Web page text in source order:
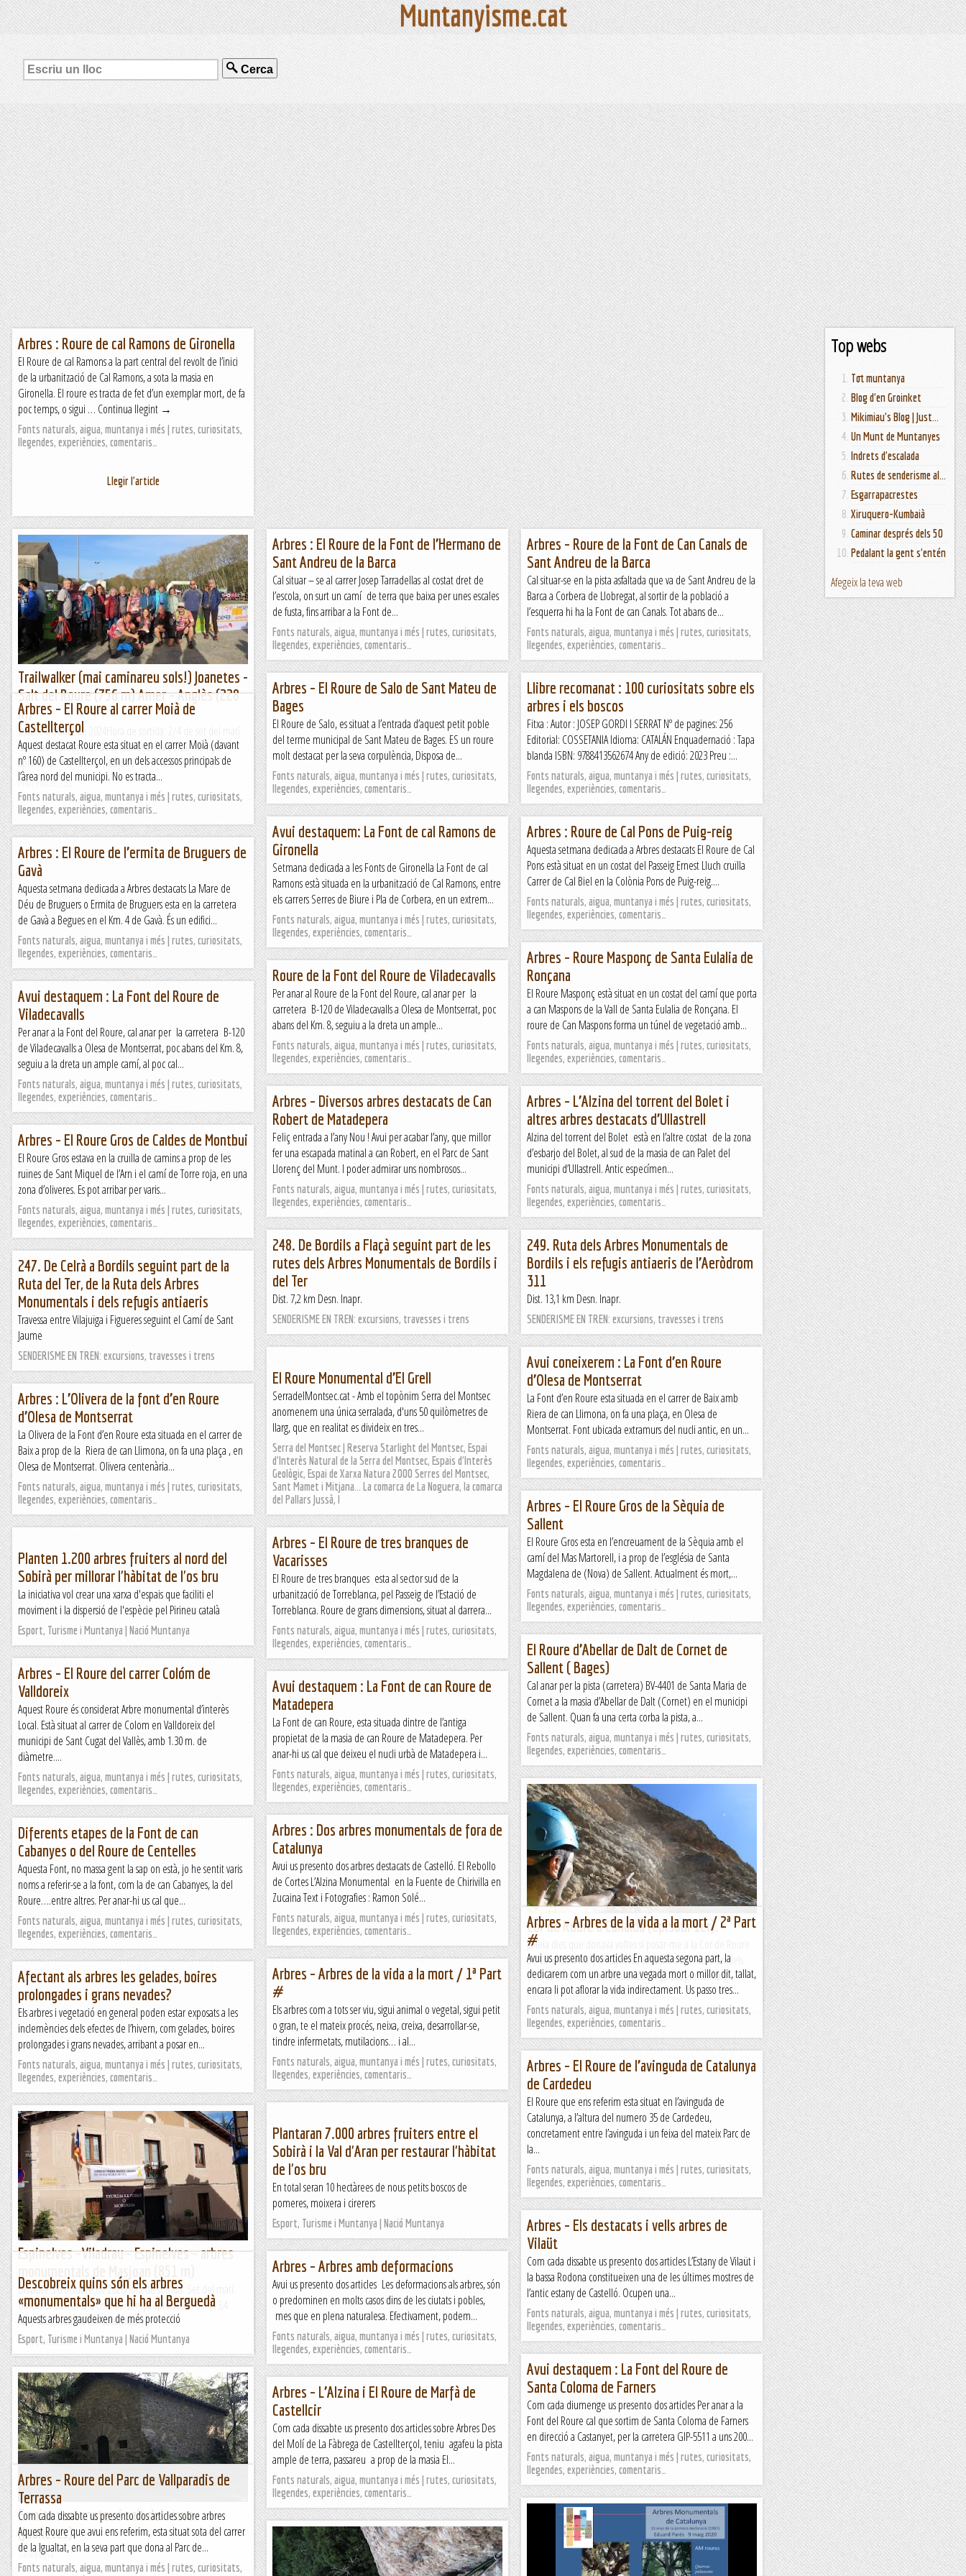
Muntanyisme.cat
Cerca
Top webs
Tot muntanya
Blog d'en Groinket
Mikimiau's Blog | Just...
Un Munt de Muntanyes
Indrets d'escalada
Rutes de senderisme al...
Esgarrapacrestes
Xiruquero-Kumbaià
Caminar després dels 50
Pedalant la gent s'entén
Afegeix la teva web
Arbres : Roure de cal Ramons de Gironella
El Roure de cal Ramons a la part central del revolt de l’inici
de la urbanització de Cal Ramons, a sota la masia en
Gironella. El roure es tracta de fet d’un exemplar mort, de fa
poc temps, o sigui … Continua llegint →
Fonts naturals, aigua, muntanya i més | rutes, curiositats,
llegendes, experiències, comentaris…
Llegir l'article
Trailwalker (mai caminareu sols!) Joanetes -
Salt del Roure (756 m) Amer – Anglès (228
m)
issabte 6 d’abril de 2024Hora de sortida: 2/4 de set del matí.
Ubicació: Comarques de la Garrotxa i la Selva. Temps
aproximat: 1 h 10 min (3,3 km) – 1 h 40...
Maifemcim.cat
Arbres : El Roure de la Font de l’Hermano de
Sant Andreu de la Barca
Cal situar – se al carrer Josep Tarradellas al costat dret de
l’escola, on surt un camí de terra que baixa per unes escales
de fusta, fins arribar a la Font de...
Fonts naturals, aigua, muntanya i més | rutes, curiositats,
llegendes, experiències, comentaris…
Arbres – Roure de la Font de Can Canals de
Sant Andreu de la Barca
Cal situar-se en la pista asfaltada que va de Sant Andreu de la
Barca a Corbera de Llobregat, al sortir de la població a
l’esquerra hi ha la Font de can Canals. Tot abans de...
Fonts naturals, aigua, muntanya i més | rutes, curiositats,
llegendes, experiències, comentaris…
Arbres – El Roure de Salo de Sant Mateu de
Bages
El Roure de Salo, es situat a l’entrada d’aquest petit poble
del terme municipal de Sant Mateu de Bages. ES un roure
molt destacat per la seva corpulència, Disposa de...
Fonts naturals, aigua, muntanya i més | rutes, curiositats,
llegendes, experiències, comentaris…
Llibre recomanat : 100 curiositats sobre els
arbres i els boscos
Fitxa : Autor : JOSEP GORDI I SERRAT Nº de pagines: 256
Editorial: COSSETANIA Idioma: CATALÁN Enquadernació : Tapa
blanda ISBN: 9788413562674 Any de edició: 2023 Preu :...
Fonts naturals, aigua, muntanya i més | rutes, curiositats,
llegendes, experiències, comentaris…
Arbres – El Roure al carrer Moià de
Castellterçol
Aquest destacat Roure esta situat en el carrer Moià (davant
nº 160) de Castellterçol, en un dels accessos principals de
l’àrea nord del municipi. No es tracta...
Fonts naturals, aigua, muntanya i més | rutes, curiositats,
llegendes, experiències, comentaris…
Avui destaquem: La Font de cal Ramons de
Gironella
Setmana dedicada a les Fonts de Gironella La Font de cal
Ramons està situada en la urbanització de Cal Ramons, entre
els carrers Serres de Biure i Pla de Corbera, en un extrem...
Fonts naturals, aigua, muntanya i més | rutes, curiositats,
llegendes, experiències, comentaris…
Arbres : Roure de Cal Pons de Puig-reig
Aquesta setmana dedicada a Arbres destacats El Roure de Cal
Pons està situat en un costat del Passeig Ernest Lluch cruïlla
Carrer de Cal Biel en la Colònia Pons de Puig-reig....
Fonts naturals, aigua, muntanya i més | rutes, curiositats,
llegendes, experiències, comentaris…
Arbres : El Roure de l’ermita de Bruguers de
Gavà
Aquesta setmana dedicada a Arbres destacats La Mare de
Déu de Bruguers o Ermita de Bruguers esta en la carretera
de Gavà a Begues en el Km. 4 de Gavà. És un edifici...
Fonts naturals, aigua, muntanya i més | rutes, curiositats,
llegendes, experiències, comentaris…
Arbres – Roure Masponç de Santa Eulalia de
Ronçana
El Roure Masponç està situat en un costat del camí que porta
a can Maspons de la Vall de Santa Eulalia de Ronçana. El
roure de Can Maspons forma un túnel de vegetació amb...
Fonts naturals, aigua, muntanya i més | rutes, curiositats,
llegendes, experiències, comentaris…
Roure de la Font del Roure de Viladecavalls
Per anar al Roure de la Font del Roure, cal anar per la
carretera B-120 de Viladecavalls a Olesa de Montserrat, poc
abans del Km. 8, seguiu a la dreta un ample...
Fonts naturals, aigua, muntanya i més | rutes, curiositats,
llegendes, experiències, comentaris…
Avui destaquem : La Font del Roure de
Viladecavalls
Per anar a la Font del Roure, cal anar per la carretera B-120
de Viladecavalls a Olesa de Montserrat, poc abans del Km. 8,
seguiu a la dreta un ample camí, al poc cal...
Fonts naturals, aigua, muntanya i més | rutes, curiositats,
llegendes, experiències, comentaris…
Arbres – Diversos arbres destacats de Can
Robert de Matadepera
Feliç entrada a l’any Nou ! Avui per acabar l’any, que millor
fer una escapada matinal a can Robert, en el Parc de Sant
Llorenç del Munt. I poder admirar uns nombrosos...
Fonts naturals, aigua, muntanya i més | rutes, curiositats,
llegendes, experiències, comentaris…
Arbres – L’Alzina del torrent del Bolet i
altres arbres destacats d’Ullastrell
Alzina del torrent del Bolet està en l’altre costat de la zona
d’esbarjo del Bolet, al sud de la masia de can Palet del
municipi d’Ullastrell. Antic especímen...
Fonts naturals, aigua, muntanya i més | rutes, curiositats,
llegendes, experiències, comentaris…
Arbres – El Roure Gros de Caldes de Montbui
El Roure Gros estava en la cruïlla de camins a prop de les
ruïnes de Sant Miquel de l’Arn i el camí de Torre roja, en una
zona d’oliveres. Es pot arribar per varis...
Fonts naturals, aigua, muntanya i més | rutes, curiositats,
llegendes, experiències, comentaris…
248. De Bordils a Flaçà seguint part de les
rutes dels Arbres Monumentals de Bordils i
del Ter
Dist. 7,2 km Desn. Inapr.
SENDERISME EN TREN: excursions, travesses i trens
249. Ruta dels Arbres Monumentals de
Bordils i els refugis antiaeris de l’Aeròdrom
311
Dist. 13,1 km Desn. Inapr.
SENDERISME EN TREN: excursions, travesses i trens
247. De Celrà a Bordils seguint part de la
Ruta del Ter, de la Ruta dels Arbres
Monumentals i dels refugis antiaeris
Travessa entre Vilajuïga i Figueres seguint el Camí de Sant
Jaume
SENDERISME EN TREN: excursions, travesses i trens
El Roure Monumental d’El Grell
SerradelMontsec.cat - Amb el topònim Serra del Montsec
anomenem una única serralada, d'uns 50 quilòmetres de
llarg, que en realitat es divideix en tres...
Serra del Montsec | Reserva Starlight del Montsec, Espai
d'Interès Natural de la Serra del Montsec, Espais d'Interès
Geològic, Espai de Xarxa Natura 2000 Serres del Montsec,
Sant Mamet i Mitjana... La comarca de La Noguera, la comarca
del Pallars Jussà, l
Avui coneixerem : La Font d’en Roure
d’Olesa de Montserrat
La Font d’en Roure esta situada en el carrer de Baix amb
Riera de can Llimona, on fa una plaça, en Olesa de
Montserrat. Font ubicada extramurs del nucli antic, en un...
Fonts naturals, aigua, muntanya i més | rutes, curiositats,
llegendes, experiències, comentaris…
Arbres : L’Olivera de la font d’en Roure
d’Olesa de Montserrat
La Olivera de la Font d’en Roure esta situada en el carrer de
Baix a prop de la Riera de can Llimona, on fa una plaça , en
Olesa de Montserrat. Olivera centenària...
Fonts naturals, aigua, muntanya i més | rutes, curiositats,
llegendes, experiències, comentaris…
Arbres – El Roure Gros de la Sèquia de
Sallent
El Roure Gros esta en l’encreuament de la Sèquia amb el
camí del Mas Martorell, i a prop de l’església de Santa
Magdalena de (Nova) de Sallent. Actualment és mort,...
Fonts naturals, aigua, muntanya i més | rutes, curiositats,
llegendes, experiències, comentaris…
Planten 1.200 arbres fruiters al nord del
Sobirà per millorar l'hàbitat de l'os bru
La iniciativa vol crear una xarxa d'espais que faciliti el
moviment i la dispersió de l'espècie pel Pirineu català
Esport, Turisme i Muntanya | Nació Muntanya
Arbres – El Roure de tres branques de
Vacarisses
El Roure de tres branques esta al sector sud de la
urbanització de Torreblanca, pel Passeig de l’Estació de
Torreblanca. Roure de grans dimensions, situat al darrera...
Fonts naturals, aigua, muntanya i més | rutes, curiositats,
llegendes, experiències, comentaris…
El Roure d’Abellar de Dalt de Cornet de
Sallent ( Bages)
Cal anar per la pista (carretera) BV-4401 de Santa Maria de
Cornet a la masia d’Abellar de Dalt (Cornet) en el municipi
de Sallent. Quan fa una certa corba la pista, a...
Fonts naturals, aigua, muntanya i més | rutes, curiositats,
llegendes, experiències, comentaris…
Arbres – El Roure del carrer Colóm de
Valldoreix
Aquest Roure és considerat Arbre monumental d’interès
Local. Està situat al carrer de Colom en Valldoreix del
municipi de Sant Cugat del Vallès, amb 1.30 m. de
diàmetre....
Fonts naturals, aigua, muntanya i més | rutes, curiositats,
llegendes, experiències, comentaris…
Avui destaquem : La Font de can Roure de
Matadepera
La Font de can Roure, esta situada dintre de l’antiga
propietat de la masia de can Roure de Matadepera. Per
anar-hi us cal que deixeu el nucli urbà de Matadepera i...
Fonts naturals, aigua, muntanya i més | rutes, curiositats,
llegendes, experiències, comentaris…
Cor de Roure a Canalda (episodi 1er).
Ja feia dies que donava voltes si posar-me a la Cor de Roure
de Canalda o no i, certament, com molt bé escriu un dels
oberturistes: -La desoladora aparença del primer llarg...
Romàntic Guerrer
Arbres : Dos arbres monumentals de fora de
Catalunya
Avui us presento dos arbres destacats de Castelló. El Rebollo
de Cortes L’Alzina Monumental en la Fuente de Chirivilla en
Zucaina Text i Fotografies : Ramon Solé...
Fonts naturals, aigua, muntanya i més | rutes, curiositats,
llegendes, experiències, comentaris…
Diferents etapes de la Font de can
Cabanyes o del Roure de Centelles
Aquesta Font, no massa gent la sap on està, jo he sentit varis
noms a referir-se a la font, com la de can Cabanyes, la del
Roure….entre altres. Per anar-hi us cal que...
Fonts naturals, aigua, muntanya i més | rutes, curiositats,
llegendes, experiències, comentaris…
Arbres – Arbres de la vida a la mort / 2ª Part
#
Avui us presento dos articles En aquesta segona part, la
dedicarem com un arbre una vegada mort o millor dit, tallat,
encara li pot aflorar la vida indirectament. Us passo tres...
Fonts naturals, aigua, muntanya i més | rutes, curiositats,
llegendes, experiències, comentaris…
Arbres – Arbres de la vida a la mort / 1ª Part
#
Els arbres com a tots ser viu, sigui animal o vegetal, sigui petit
o gran, te el mateix procés, neixa, creixa, desarrollar-se,
tindre infermetats, mutilacions… i al...
Fonts naturals, aigua, muntanya i més | rutes, curiositats,
llegendes, experiències, comentaris…
Afectant als arbres les gelades, boires
prolongades i grans nevades?
Els arbres i vegetació en general poden estar exposats a les
inclemències dels efectes de l’hivern, com gelades, boires
prolongades i grans nevades, arribant a posar en...
Fonts naturals, aigua, muntanya i més | rutes, curiositats,
llegendes, experiències, comentaris…
Arbres – El Roure de l’avinguda de Catalunya
de Cardedeu
El Roure que ens referim esta situat en l’avinguda de
Catalunya, a l’altura del numero 35 de Cardedeu,
concretament entre l’avinguda i un feixa del mateix Parc de
la...
Fonts naturals, aigua, muntanya i més | rutes, curiositats,
llegendes, experiències, comentaris…
Plantaran 7.000 arbres fruiters entre el
Sobirà i la Val d'Aran per restaurar l'hàbitat
de l'os bru
En total seran 10 hectàrees de nous petits boscos de
pomeres, moixera i cirerers
Esport, Turisme i Muntanya | Nació Muntanya
Espinelves –Viladrau - Espinelves – arbres
Dissabte 3 d’octubre de 2020Hora de sortida: Set del matí.
Ubicació: Comarca d’Osona. Temps aproximat: 5 h (13,4
km) Desnivell: 364 m (acumulat) ...
Maifemcim.cat
Arbres – Els destacats i vells arbres de
Vilaüt
Com cada dissabte us presento dos articles L’Estany de Vilaüt i
la bassa Rodona constitueixen una de les últimes mostres de
l’antic estany de Castelló. Ocupen una...
Fonts naturals, aigua, muntanya i més | rutes, curiositats,
llegendes, experiències, comentaris…
Arbres – Arbres amb deformacions
Avui us presento dos articles Les deformacions als arbres, són
o predominen en molts casos dins de les ciutats i pobles,
mes que en plena naturalesa. Efectivament, podem...
Fonts naturals, aigua, muntanya i més | rutes, curiositats,
llegendes, experiències, comentaris…
Descobreix quins són els arbres
«monumentals» que hi ha al Berguedà
Aquests arbres gaudeixen de més protecció
Esport, Turisme i Muntanya | Nació Muntanya
Avui destaquem : La Font del Roure de
Santa Coloma de Farners
Com cada diumenge us presento dos articles Per anar a la
Font del Roure cal que sortim de Santa Coloma de Farners
en direcció a Castanyet, per la carretera GIP-5511 a uns 200...
Fonts naturals, aigua, muntanya i més | rutes, curiositats,
llegendes, experiències, comentaris…
Ermita sant mateu i salt del roure
(joanetes)
Salvatgia
Arbres – L’Alzina i El Roure de Marfà de
Castellcir
Com cada dissabte us presento dos articles sobre Arbres Des
del Molí de La Fàbrega de Castellterçol, teniu agafeu la pista
ample de terra, passareu a prop de la masia El...
Fonts naturals, aigua, muntanya i més | rutes, curiositats,
llegendes, experiències, comentaris…
Arbres – Roure del Parc de Vallparadis de
Terrassa
Com cada dissabte us presento dos articles sobre arbres
Aquest Roure que avui ens referim, esta situat sota del carrer
de la Igualtat, en la seva part que dona al Parc de...
Fonts naturals, aigua, muntanya i més | rutes, curiositats,